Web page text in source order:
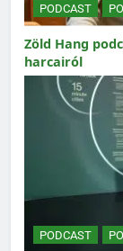
PODCAST
Zöld Hang
harcairól
PODCAST